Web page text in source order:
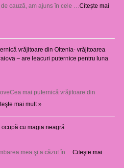
cauză, am ajuns în cele … Citeşte mai
vrăjitoare din Oltenia- vrăjitoarea
– are leacuri puternice pentru luna
mai puternică vrăjitoare din
mai mult »
ocupă cu magia neagră
mea şi a căzut în … Citeşte mai